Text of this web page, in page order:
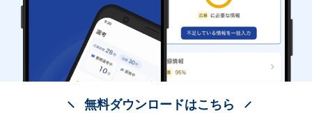
無料ダウンロードはこちら